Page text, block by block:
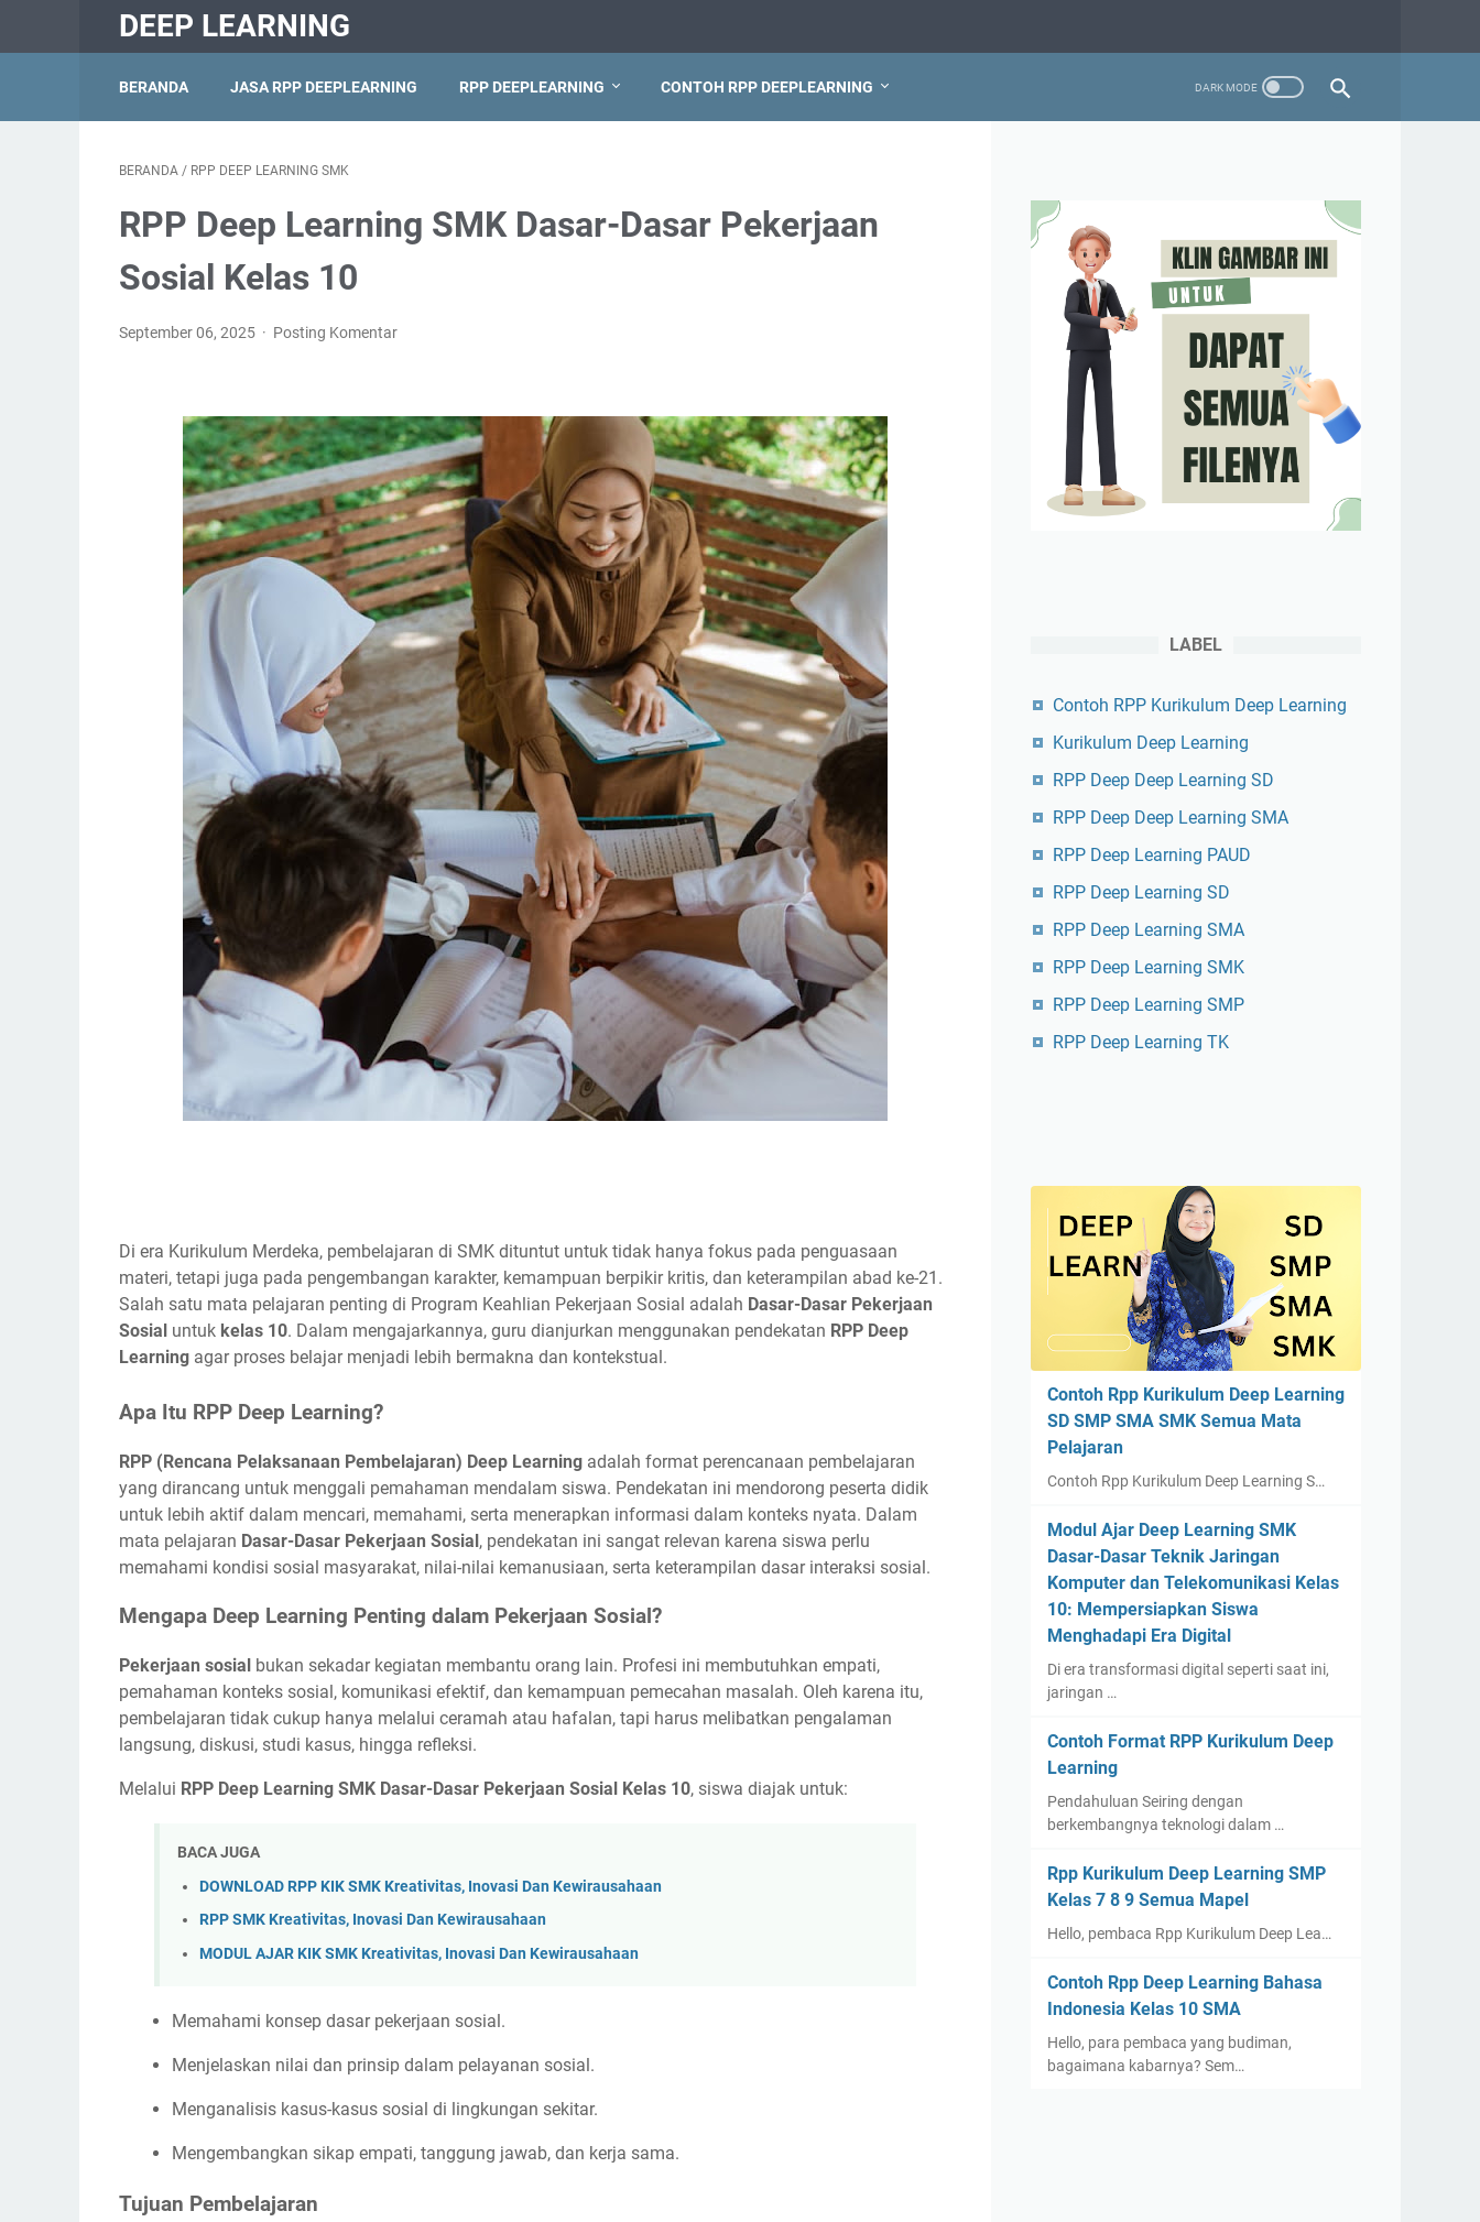
DEEP LEARNING
BERANDA JASA RPP DEEPLEARNING RPP DEEPLEARNING CONTOH RPP DEEPLEARNING
BERANDA / RPP DEEP LEARNING SMK
RPP Deep Learning SMK Dasar-Dasar Pekerjaan
Sosial Kelas 10
September 06, 2025 Posting Komentar
Di era Kurikulum Merdeka, pembelajaran di SMK dituntut untuk tidak hanya fokus pada penguasaan
materi, tetapi juga pada pengembangan karakter, kemampuan berpikir kritis, dan keterampilan abad ke-21.
Salah satu mata pelajaran penting di Program Keahlian Pekerjaan Sosial adalah Dasar-Dasar Pekerjaan
Sosial untuk kelas 10. Dalam mengajarkannya, guru dianjurkan menggunakan pendekatan RPP Deep
Learning agar proses belajar menjadi lebih bermakna dan kontekstual.
Apa Itu RPP Deep Learning?
RPP (Rencana Pelaksanaan Pembelajaran) Deep Learning adalah format perencanaan pembelajaran
yang dirancang untuk menggali pemahaman mendalam siswa. Pendekatan ini mendorong peserta didik
untuk lebih aktif dalam mencari, memahami, serta menerapkan informasi dalam konteks nyata. Dalam
mata pelajaran Dasar-Dasar Pekerjaan Sosial, pendekatan ini sangat relevan karena siswa perlu
memahami kondisi sosial masyarakat, nilai-nilai kemanusiaan, serta keterampilan dasar interaksi sosial.
Mengapa Deep Learning Penting dalam Pekerjaan Sosial?
Pekerjaan sosial bukan sekadar kegiatan membantu orang lain. Profesi ini membutuhkan empati,
pemahaman konteks sosial, komunikasi efektif, dan kemampuan pemecahan masalah. Oleh karena itu,
pembelajaran tidak cukup hanya melalui ceramah atau hafalan, tapi harus melibatkan pengalaman
langsung, diskusi, studi kasus, hingga refleksi.
Melalui RPP Deep Learning SMK Dasar-Dasar Pekerjaan Sosial Kelas 10, siswa diajak untuk:
BACA JUGA
DOWNLOAD RPP KIK SMK Kreativitas, Inovasi Dan Kewirausahaan
RPP SMK Kreativitas, Inovasi Dan Kewirausahaan
MODUL AJAR KIK SMK Kreativitas, Inovasi Dan Kewirausahaan
Memahami konsep dasar pekerjaan sosial.
Menjelaskan nilai dan prinsip dalam pelayanan sosial.
Menganalisis kasus-kasus sosial di lingkungan sekitar.
Mengembangkan sikap empati, tanggung jawab, dan kerja sama.
Tujuan Pembelajaran
LABEL
Contoh RPP Kurikulum Deep Learning
Kurikulum Deep Learning
RPP Deep Deep Learning SD
RPP Deep Deep Learning SMA
RPP Deep Learning PAUD
RPP Deep Learning SD
RPP Deep Learning SMA
RPP Deep Learning SMK
RPP Deep Learning SMP
RPP Deep Learning TK
Contoh Rpp Kurikulum Deep Learning
SD SMP SMA SMK Semua Mata
Pelajaran
Contoh Rpp Kurikulum Deep Learning S…
Modul Ajar Deep Learning SMK
Dasar-Dasar Teknik Jaringan
Komputer dan Telekomunikasi Kelas
10: Mempersiapkan Siswa
Menghadapi Era Digital
Di era transformasi digital seperti saat ini,
jaringan …
Contoh Format RPP Kurikulum Deep
Learning
Pendahuluan Seiring dengan
berkembangnya teknologi dalam …
Rpp Kurikulum Deep Learning SMP
Kelas 7 8 9 Semua Mapel
Hello, pembaca Rpp Kurikulum Deep Lea…
Contoh Rpp Deep Learning Bahasa
Indonesia Kelas 10 SMA
Hello, para pembaca yang budiman,
bagaimana kabarnya? Sem…